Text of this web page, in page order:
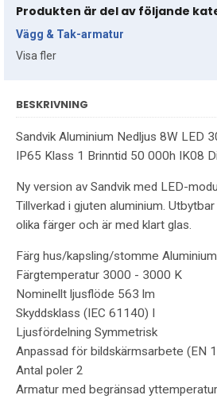
Produkten är del av följande
Vägg & Tak-armatur
Visa fler
BESKRIVNING
Sandvik Aluminium Nedljus 8W LED
IP65 Klass 1 Brinntid 50 000h IK08
Ny version av Sandvik med LED-
Tillverkad i gjuten aluminium.
olika färger och är med klart glas.
Färg hus/kapsling/stomme Aluminium
Färgtemperatur 3000 - 3000 K
Nominellt ljusflöde 563 lm
Skyddsklass (IEC 61140) I
Ljusfördelning Symmetrisk
Anpassad för bildskärmsarbete (EN
Antal poler 2
Armatur med begränsad